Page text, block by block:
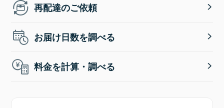
再配達のご依頼
お届け日数を調べる
料金を計算・調べる